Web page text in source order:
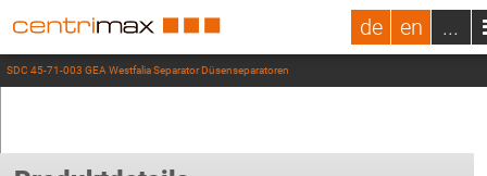
de en ...
SDC 45-71-003 GEA Westfalia Separator Düsenseparatoren